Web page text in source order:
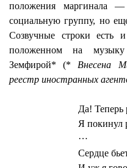
положения маргинала —
социальную группу, но
Созвучные строки есть
положенном на
Земфирой* (* Внесена
реестр иностранных
Да! Теперь
Я покинул
…
Сердце